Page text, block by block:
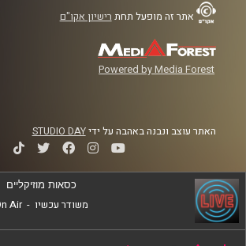
אתר זה מופעל תחת רישיון אקו"ם
Powered by Media Forest
האתר עוצב ונבנה באהבה על ידיSTUDIO DAY
כסאות מוזיקליים
משודר עכשיו -
Air